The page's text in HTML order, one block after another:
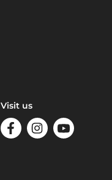
Visit us